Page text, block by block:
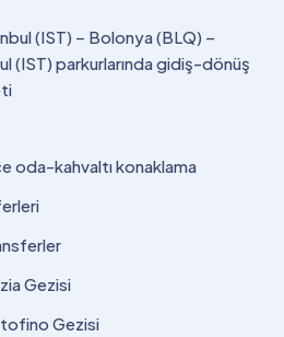
(IST) – Bolonya (BLQ) –
(IST) parkurlarında gidiş-dönüş
oda-kahvaltı konaklama
Gezisi
Gezisi